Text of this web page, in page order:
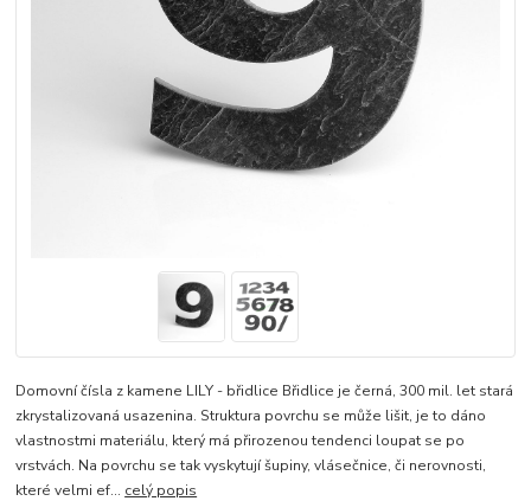
Domovní čísla z kamene LILY - břidlice Břidlice je černá, 300 mil. let stará
zkrystalizovaná usazenina. Struktura povrchu se může lišit, je to dáno
vlastnostmi materiálu, který má přirozenou tendenci loupat se po
vrstvách. Na povrchu se tak vyskytují šupiny, vlásečnice, či nerovnosti,
které velmi ef... celý popis